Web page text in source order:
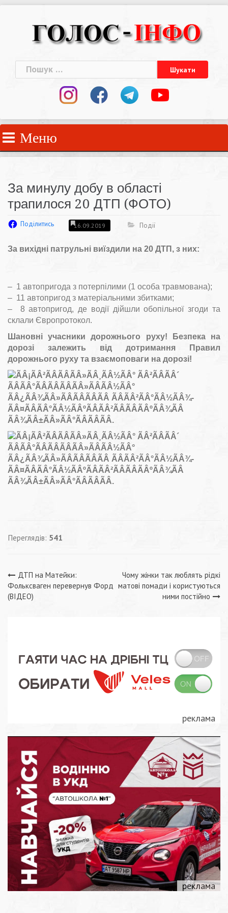
Пошук:
Меню
За минулу добу в області
трапилося 20 ДТП (ФОТО)
Поділитись 16.09.2019 Події
За вихідні патрульні виїздили на 20 ДТП, з них:
– 1 автопригода з потерпілими (1 особа травмована);
– 11 автопригод з матеріальними збитками;
– 8 автопригод, де водії дійшли обопільної згоди та
склали Європротокол.
Шановні учасники дорожнього руху! Безпека на
дорозі залежить від дотримання Правил
дорожнього руху та взаємоповаги на дорозі!
Переглядів: 541
Навігація
записів
ДТП на Матейки:
Фольксваген перевернув Форд
(ВІДЕО)
Чому жінки так люблять рідкі
матові помади і користуються
ними постійно